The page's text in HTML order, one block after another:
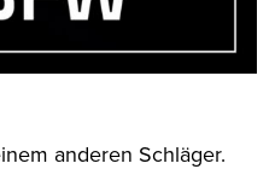
anderen Schläger.